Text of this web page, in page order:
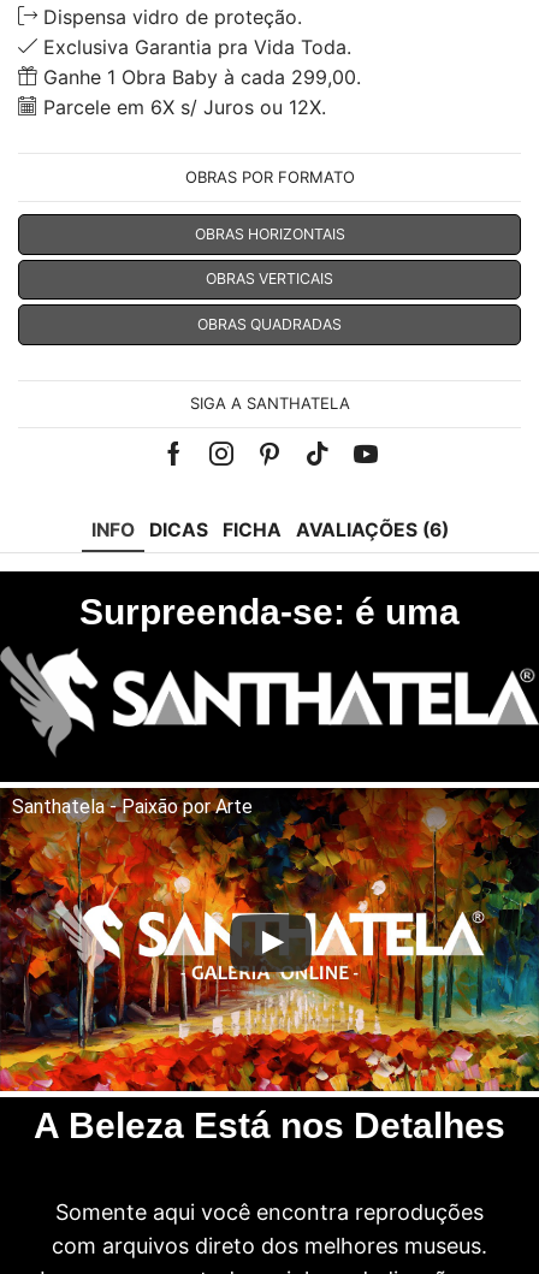
Dispensa vidro de proteção.
Exclusiva Garantia pra Vida Toda.
Ganhe 1 Obra Baby à cada 299,00.
Parcele em 6X s/ Juros ou 12X.
OBRAS POR FORMATO
OBRAS HORIZONTAIS
OBRAS VERTICAIS
OBRAS QUADRADAS
SIGA A SANTHATELA
Facebook
Instagram
Pinterest
Tik-Youtube
INFO DICAS FICHA AVALIAÇÕES (6)
Surpreenda-se: é uma
Santhatela - Paixão por Arte
A Beleza Está nos Detalhes
Somente aqui você encontra reproduções
com arquivos direto dos melhores museus.